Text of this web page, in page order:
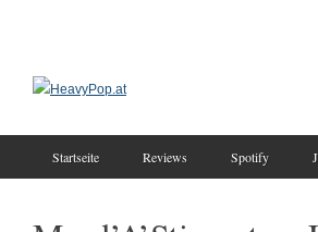
Startseite Reviews Spotify